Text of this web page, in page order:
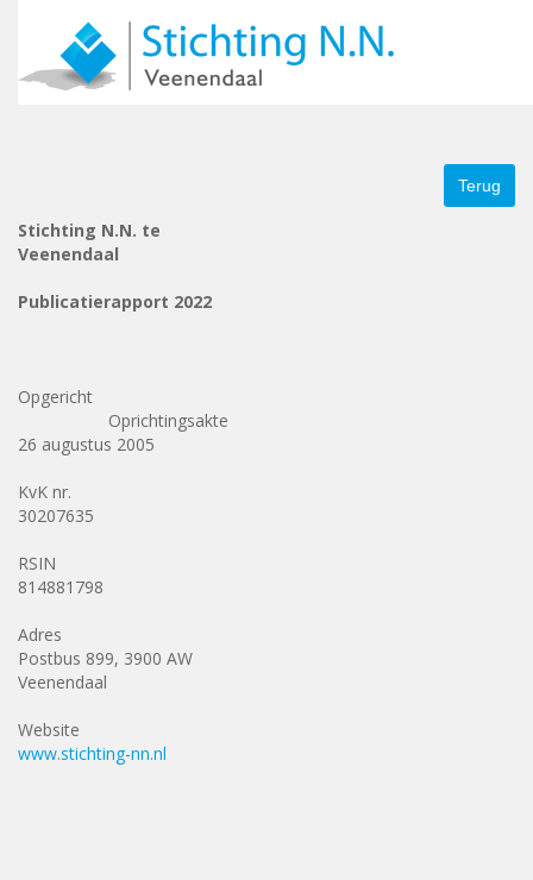
Over ons
– Doelstelling – Logo – Financien
Doneren Foto album Jaarverslagen – Jaarverslag 2018
– Jaarverslag 2024
Terug
Stichting N.N. te
Veenendaal
Publicatierapport 2022
Opgericht
Oprichtingsakte
26 augustus 2005
KvK nr.
30207635
RSIN
814881798
Adres
Postbus 899, 3900 AW
Veenendaal
Website
www.stichting-nn.nl